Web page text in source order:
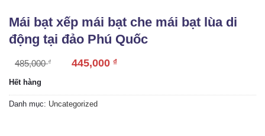
Mái bạt xếp mái bạt che mái bạt lùa di
động tại đảo Phú Quốc
485,000₫ 445,000 ₫
Hết hàng
Danh mục: Uncategorized